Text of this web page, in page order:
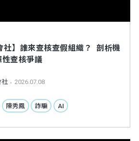
社】誰來查核查假組織？ 剖析機
查核爭議
社 2026.07.08
陳秀鳳 詐騙 AI